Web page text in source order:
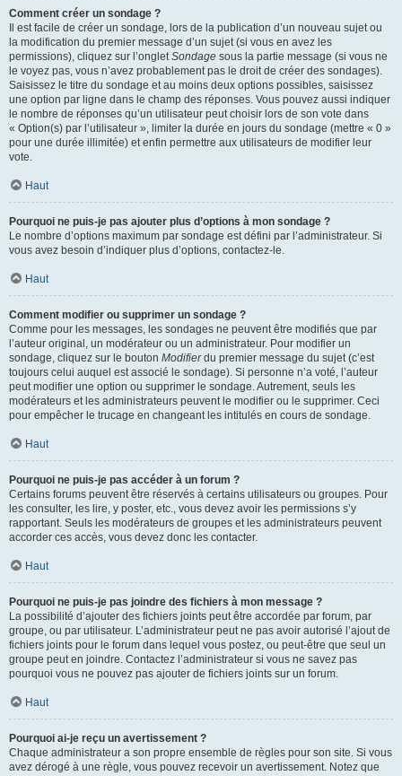
Comment créer un sondage ?
Il est facile de créer un sondage, lors de la publication d’un nouveau sujet ou
la modification du premier message d’un sujet (si vous en avez les
permissions), cliquez sur l’ongletSondage sous la partie message (si vous ne
le voyez pas, vous n’avez probablement pas le droit de créer des sondages).
Saisissez le titre du sondage et au moins deux options possibles, saisissez
une option par ligne dans le champ des réponses. Vous pouvez aussi indiquer
le nombre de réponses qu’un utilisateur peut choisir lors de son vote dans
« Option(s) par l’utilisateur », limiter la durée en jours du sondage (mettre « 0 »
pour une durée illimitée) et enfin permettre aux utilisateurs de modifier leur
vote.
Haut
Pourquoi ne puis-je pas ajouter plus d’options à mon sondage ?
Le nombre d’options maximum par sondage est défini par l’administrateur. Si
vous avez besoin d’indiquer plus d’options, contactez-le.
Haut
Comment modifier ou supprimer un sondage ?
Comme pour les messages, les sondages ne peuvent être modifiés que par
l’auteur original, un modérateur ou un administrateur. Pour modifier un
sondage, cliquez sur le bouton Modifierdu premier message du sujet (c’est
toujours celui auquel est associé le sondage). Si personne n’a voté, l’auteur
peut modifier une option ou supprimer le sondage. Autrement, seuls les
modérateurs et les administrateurs peuvent le modifier ou le supprimer. Ceci
pour empêcher le trucage en changeant les intitulés en cours de sondage.
Haut
Pourquoi ne puis-je pas accéder à un forum ?
Certains forums peuvent être réservés à certains utilisateurs ou groupes. Pour
les consulter, les lire, y poster, etc., vous devez avoir les permissions s’y
rapportant. Seuls les modérateurs de groupes et les administrateurs peuvent
accorder ces accès, vous devez donc les contacter.
Haut
Pourquoi ne puis-je pas joindre des fichiers à mon message ?
La possibilité d’ajouter des fichiers joints peut être accordée par forum, par
groupe, ou par utilisateur. L’administrateur peut ne pas avoir autorisé l’ajout de
fichiers joints pour le forum dans lequel vous postez, ou peut-être que seul un
groupe peut en joindre. Contactez l’administrateur si vous ne savez pas
pourquoi vous ne pouvez pas ajouter de fichiers joints sur un forum.
Haut
Pourquoi ai-je reçu un avertissement ?
Chaque administrateur a son propre ensemble de règles pour son site. Si vous
avez dérogé à une règle, vous pouvez recevoir un avertissement. Notez que